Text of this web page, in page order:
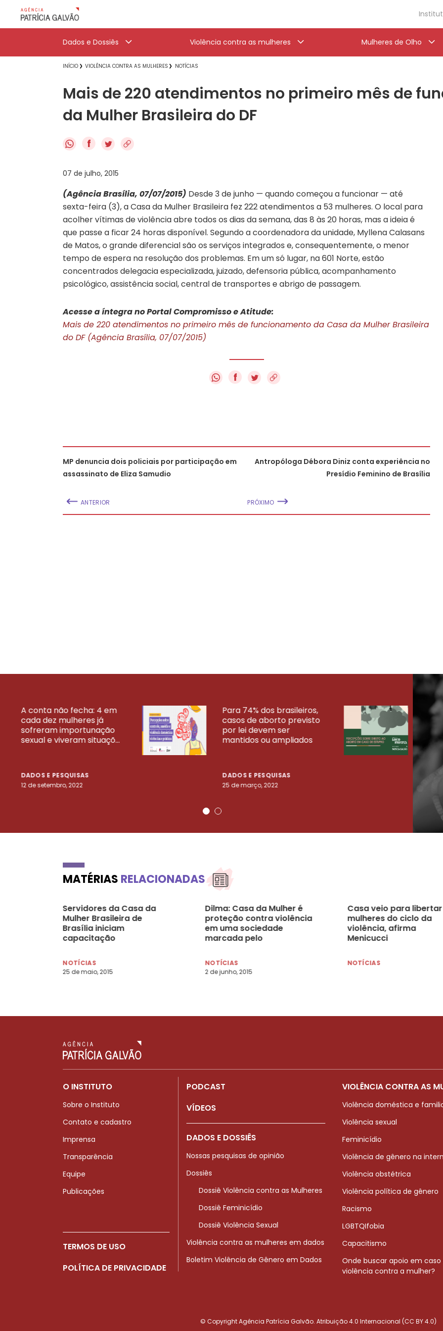
Dados e Dossiês Violência contra as mulheres Mulheres de Olho
INÍCIO VIOLÊNCIA CONTRA AS MULHERES NOTÍCIAS
Mais de 220 atendimentos no primeiro mês de
da Mulher Brasileira do DF
f
07 de julho, 2015
(Agência Brasília, 07/07/2015) Desde 3 de junho — quando começou a funcionar — até
sexta-feira (3), a Casa da Mulher Brasileira fez 222 atendimentos a 53 mulheres. O local para
acolher vítimas de violência abre todos os dias da semana, das 8 às 20 horas, mas a ideia é
que passe a ficar 24 horas disponível. Segundo a coordenadora da unidade, Myllena Calasans
de Matos, o grande diferencial são os serviços integrados e, consequentemente, o menor
tempo de espera na resolução dos problemas. Em um só lugar, na 601 Norte, estão
concentrados delegacia especializada, juizado, defensoria pública, acompanhamento
psicológico, assistência social, central de transportes e abrigo de passagem.
Acesse a íntegra no Portal Compromisso e Atitude:
Mais de 220 atendimentos no primeiro mês de funcionamento da Casa da Mulher Brasileira
do DF (Agência Brasília, 07/07/2015)
f
MP denuncia dois policiais por participação em
assassinato de Eliza Samudio
ANTERIOR
Antropóloga Débora Diniz conta experiência no
Presídio Feminino de Brasília
PRÓXIMO
A conta não fecha: 4 em
cada dez mulheres já
sofreram importunação
sexual e viveram situaçõ...
DADOS E PESQUISAS
12 de setembro, 2022
Para 74% dos brasileiros,
casos de aborto previsto
por lei devem ser
mantidos ou ampliados
DADOS E PESQUISAS
25 de março, 2022
23
VEJA MAIS PESQUISAS
MATÉRIAS RELACIONADAS
Servidores da Casa da
Mulher Brasileira de
Brasília iniciam
capacitação
NOTÍCIAS
25 de maio, 2015
Dilma: Casa da Mulher é
proteção contra violência
em uma sociedade
marcada pelo
NOTÍCIAS
2 de junho, 2015
Casa veio para
mulheres do ciclo da
violência, afirma
Menicucci
NOTÍCIAS
O INSTITUTO
Sobre o Instituto
Contato e cadastro
Imprensa
Transparência
Equipe
Publicações
TERMOS DE USO
POLÍTICA DE PRIVACIDADE
PODCAST
VÍDEOS
DADOS E DOSSIÊS
Nossas pesquisas de opinião
Dossiês
Dossiê Violência contra as Mulheres
Dossiê Feminicídio
Dossiê Violência Sexual
Violência contra as mulheres em dados
Boletim Violência de Gênero em Dados
VIOLÊNCIA CONTRA AS
Violência doméstica e
Violência sexual
Feminicídio
Violência de gênero na
Violência obstétrica
Violência política de gênero
Racismo
LGBTQIfobia
Capacitismo
Onde buscar apoio em caso
violência contra a mulher?
© Copyright Agência Patrícia Galvão. Atribuição 4.0 Internacional (CC BY 4.0)